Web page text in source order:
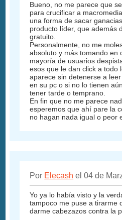
Bueno, no me parece que
para crucificar a
una forma de sacar
producto líder, que además
gratuito.
Personalmente, no me
absoluto y más tomando en
mayoría de usuarios
esos que le dan click a todo
aparece sin detenerse a
en su pc o si no lo tienen
tener tarde o temprano.
En fin que no me parece
esperemos que ahí pare la
no hagan nada igual o peor
Por Elecash el 04 de
Yo ya lo había visto y la
tampoco me puse a tirarme
darme cabezazos contra la